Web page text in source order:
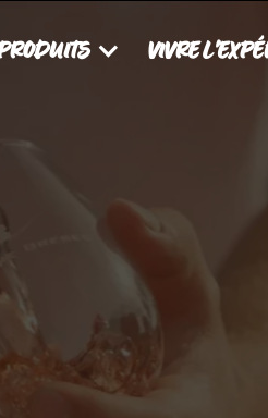
VIVRE